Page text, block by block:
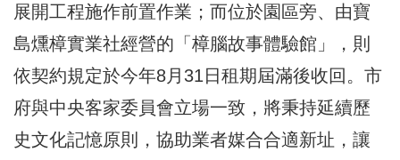
展開工程施作前置作業；而位於園區旁、由寶
島燻樟實業社經營的「樟腦故事體驗館」，則
依契約規定於今年8月31日租期屆滿後收回。市
府與中央客家委員會立場一致，將秉持延續歷
史文化記憶原則，協助業者媒合合適新址，讓